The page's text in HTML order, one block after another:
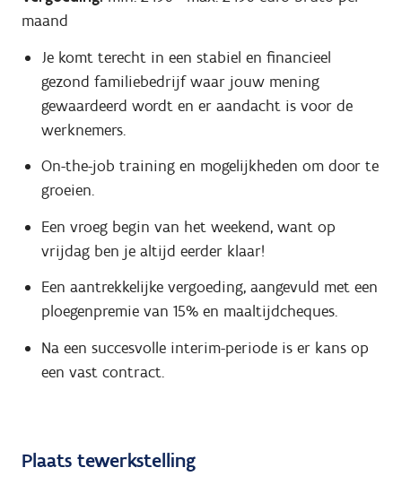
maand
Je komt terecht in een stabiel en financieel
gezond familiebedrijf waar jouw mening
gewaardeerd wordt en er aandacht is voor de
werknemers.
On-the-job training en mogelijkheden om door te
groeien.
Een vroeg begin van het weekend, want op
vrijdag ben je altijd eerder klaar!
Een aantrekkelijke vergoeding, aangevuld met een
ploegenpremie van 15% en maaltijdcheques.
Na een succesvolle interim-periode is er kans op
een vast contract.
Plaats tewerkstelling